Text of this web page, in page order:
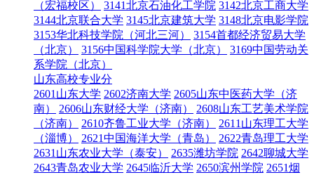
（宏福校区）
3141北京石油化工学院 3142北京工商大学
3144北京联合大学 3145北京建筑大学 3148北京电影学院
3153华北科技学院（河北三河）
3154首都经济贸易大学
（北京）
3156中国科学院大学（北京）
3169中国劳动关
系学院（北京）
山东高校专业分
2601山东大学 2602济南大学 2605山东中医药大学（济
南）
2606山东财经大学（济南）
2608山东工艺美术学院
（济南）
2610齐鲁工业大学（济南）
2611山东理工大学
（淄博）
2621中国海洋大学（青岛）
2622青岛理工大学
2631山东农业大学（泰安）
2635潍坊学院 2642聊城大学
2643青岛农业大学 2645临沂大学 2650滨州学院 2651烟